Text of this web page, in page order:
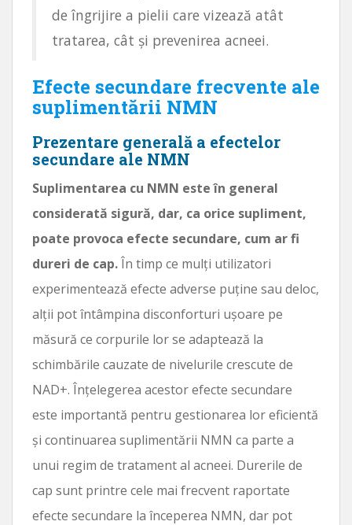
de îngrijire a pielii care vizează atât
tratarea, cât și prevenirea acneei.
Efecte secundare frecvente ale
suplimentării NMN
Prezentare generală a efectelor
secundare ale NMN
Suplimentarea cu NMN este în general
considerată sigură, dar, ca orice supliment,
poate provoca efecte secundare, cum ar fi
dureri de cap.În timp ce mulți utilizatori
experimentează efecte adverse puține sau deloc,
alții pot întâmpina disconforturi ușoare pe
măsură ce corpurile lor se adaptează la
schimbările cauzate de nivelurile crescute de
NAD+. Înțelegerea acestor efecte secundare
este importantă pentru gestionarea lor eficientă
și continuarea suplimentării NMN ca parte a
unui regim de tratament al acneei. Durerile de
cap sunt printre cele mai frecvent raportate
efecte secundare la începerea NMN, dar pot